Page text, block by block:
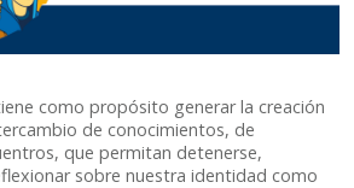
como propósito generar la creación
de conocimientos, de
que permitan detenerse,
sobre nuestra identidad como